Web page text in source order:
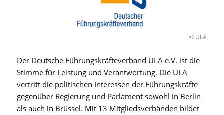
© ULA
Der Deutsche Führungskräfteverband ULA e.V. ist die
Stimme für Leistung und Verantwortung. Die ULA
vertritt die politischen Interessen der Führungskräfte
gegenüber Regierung und Parlament sowohl in Berlin
als auch in Brüssel. Mit 13 Mitgliedsverbänden bildet